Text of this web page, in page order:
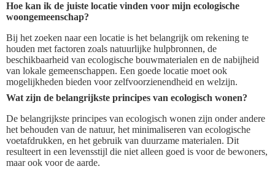
Hoe kan ik de juiste locatie vinden voor mijn ecologische
woongemeenschap?
Bij het zoeken naar een locatie is het belangrijk om rekening te
houden met factoren zoals natuurlijke hulpbronnen, de
beschikbaarheid van ecologische bouwmaterialen en de nabijheid
van lokale gemeenschappen. Een goede locatie moet ook
mogelijkheden bieden voor zelfvoorzienendheid en welzijn.
Wat zijn de belangrijkste principes van ecologisch wonen?
De belangrijkste principes van ecologisch wonen zijn onder andere
het behouden van de natuur, het minimaliseren van ecologische
voetafdrukken, en het gebruik van duurzame materialen. Dit
resulteert in een levensstijl die niet alleen goed is voor de bewoners,
maar ook voor de aarde.